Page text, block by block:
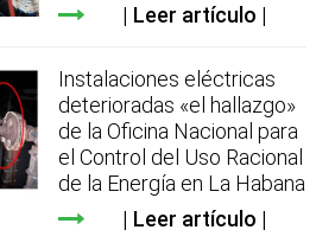
Leer artículo
Instalaciones eléctricas
deterioradas «el hallazgo»
de la Oficina Nacional para
el Control del Uso Racional
de la Energía en La Habana
Leer artículo